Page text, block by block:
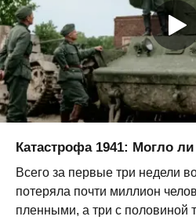
Катастрофа 1941: Могло
Всего за первые три недели
потеряла почти миллион
пленными, а три с половиной